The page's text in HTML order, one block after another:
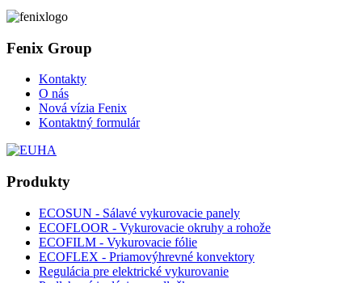
Fenix Group
Kontakty
O nás
Nová vízia Fenix
Kontaktný formulár
Produkty
ECOSUN - Sálavé vykurovacie panely
ECOFLOOR - Vykurovacie okruhy a rohože
ECOFILM - Vykurovacie fólie
ECOFLEX - Priamovýhrevné konvektory
Regulácia pre elektrické vykurovanie